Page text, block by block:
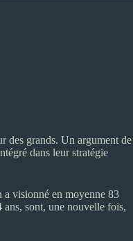
des grands. Un argument de
dans leur stratégie
a visionné en moyenne 83
ans, sont, une nouvelle fois,